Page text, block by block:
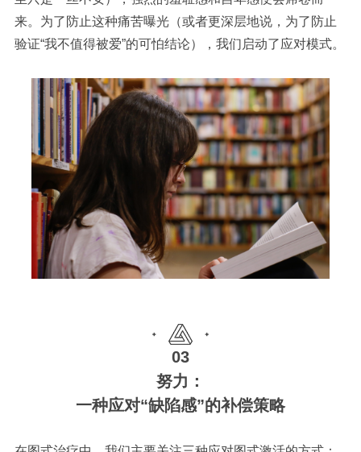
来。为了防止这种痛苦曝光（或者更深层地说，为了防止
验证“我不值得被爱”的可怕结论），我们启动了应对模式。
03
努力：
一种应对“缺陷感”的补偿策略